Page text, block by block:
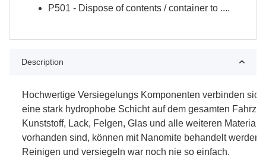
P501 - Dispose of contents / container to ....
Description
Hochwertige Versiegelungs Komponenten verbinden
eine stark hydrophobe Schicht auf dem gesamten
Kunststoff, Lack, Felgen, Glas und alle weiteren
vorhanden sind, können mit Nanomite behandelt werden.
Reinigen und versiegeln war noch nie so einfach.